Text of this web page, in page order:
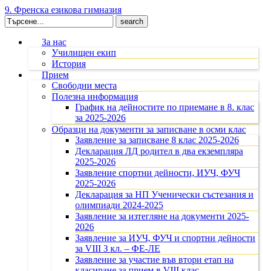
9. Френска езикова гимназия
Search
for:
За нас
Училищен екип
История
Прием
Свободни места
Полезна информация
График на дейностите по приемане в 8. клас
за 2025-2026
Образци на документи за записване в осми клас
Заявление за записване 8 клас 2025-2026
Декларация ЛД родител в два екземпляра
2025-2026
Заявление спортни дейности, ИУЧ, ФУЧ
2025-2026
Декларация за НП Ученически състезания и
олимпиади 2024-2025
Заявление за изтегляне на документи 2025-
2026
Заявление за ИУЧ, ФУЧ и спортни дейности
за VIII З кл. – ФЕ-ЛЕ
Заявление за участие във втори етап на